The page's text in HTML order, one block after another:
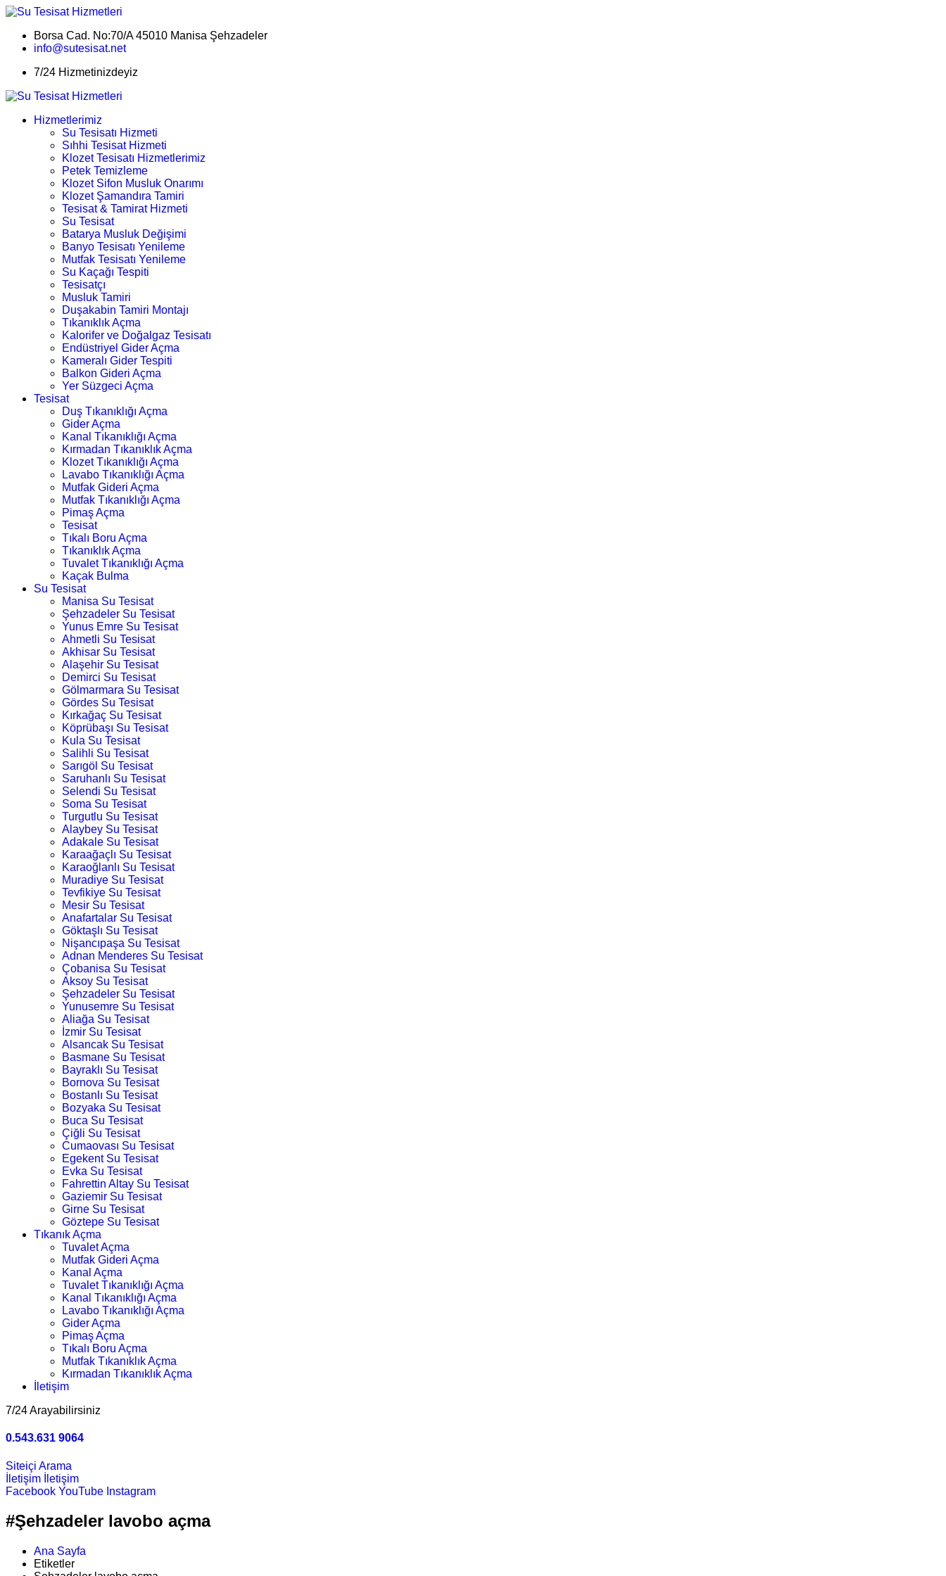
Borsa Cad. No:70/A 45010 Manisa Şehzadeler
info@sutesisat.net
7/24 Hizmetinizdeyiz
Hizmetlerimiz
Su Tesisatı Hizmeti
Sıhhi Tesisat Hizmeti
Klozet Tesisatı Hizmetlerimiz
Petek Temizleme
Klozet Sifon Musluk Onarımı
Klozet Şamandıra Tamiri
Tesisat & Tamirat Hizmeti
Su Tesisat
Batarya Musluk Değişimi
Banyo Tesisatı Yenileme
Mutfak Tesisatı Yenileme
Su Kaçağı Tespiti
Tesisatçı
Musluk Tamiri
Duşakabin Tamiri Montajı
Tıkanıklık Açma
Kalorifer ve Doğalgaz Tesisatı
Endüstriyel Gider Açma
Kameralı Gider Tespiti
Balkon Gideri Açma
Yer Süzgeci Açma
Tesisat
Duş Tıkanıklığı Açma
Gider Açma
Kanal Tıkanıklığı Açma
Kırmadan Tıkanıklık Açma
Klozet Tıkanıklığı Açma
Lavabo Tıkanıklığı Açma
Mutfak Gideri Açma
Mutfak Tıkanıklığı Açma
Pimaş Açma
Tesisat
Tıkalı Boru Açma
Tıkanıklık Açma
Tuvalet Tıkanıklığı Açma
Kaçak Bulma
Su Tesisat
Manisa Su Tesisat
Şehzadeler Su Tesisat
Yunus Emre Su Tesisat
Ahmetli Su Tesisat
Akhisar Su Tesisat
Alaşehir Su Tesisat
Demirci Su Tesisat
Gölmarmara Su Tesisat
Gördes Su Tesisat
Kırkağaç Su Tesisat
Köprübaşı Su Tesisat
Kula Su Tesisat
Salihli Su Tesisat
Sarıgöl Su Tesisat
Saruhanlı Su Tesisat
Selendi Su Tesisat
Soma Su Tesisat
Turgutlu Su Tesisat
Alaybey Su Tesisat
Adakale Su Tesisat
Karaağaçlı Su Tesisat
Karaoğlanlı Su Tesisat
Muradiye Su Tesisat
Tevfikiye Su Tesisat
Mesir Su Tesisat
Anafartalar Su Tesisat
Göktaşlı Su Tesisat
Nişancıpaşa Su Tesisat
Adnan Menderes Su Tesisat
Çobanisa Su Tesisat
Aksoy Su Tesisat
Şehzadeler Su Tesisat
Yunusemre Su Tesisat
Aliağa Su Tesisat
İzmir Su Tesisat
Alsancak Su Tesisat
Basmane Su Tesisat
Bayraklı Su Tesisat
Bornova Su Tesisat
Bostanlı Su Tesisat
Bozyaka Su Tesisat
Buca Su Tesisat
Çiğli Su Tesisat
Cumaovası Su Tesisat
Egekent Su Tesisat
Evka Su Tesisat
Fahrettin Altay Su Tesisat
Gaziemir Su Tesisat
Girne Su Tesisat
Göztepe Su Tesisat
Tıkanık Açma
Tuvalet Açma
Mutfak Gideri Açma
Kanal Açma
Tuvalet Tıkanıklığı Açma
Kanal Tıkanıklığı Açma
Lavabo Tıkanıklığı Açma
Gider Açma
Pimaş Açma
Tıkalı Boru Açma
Mutfak Tıkanıklık Açma
Kırmadan Tıkanıklık Açma
İletişim
7/24 Arayabilirsiniz
0.543.631 9064
Siteiçi Arama
İletişim
İletişim
Facebook YouTube Instagram
#Şehzadeler lavobo açma
Ana Sayfa
Etiketler